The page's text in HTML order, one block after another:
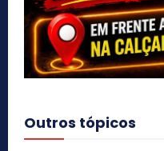
Outros tópicos